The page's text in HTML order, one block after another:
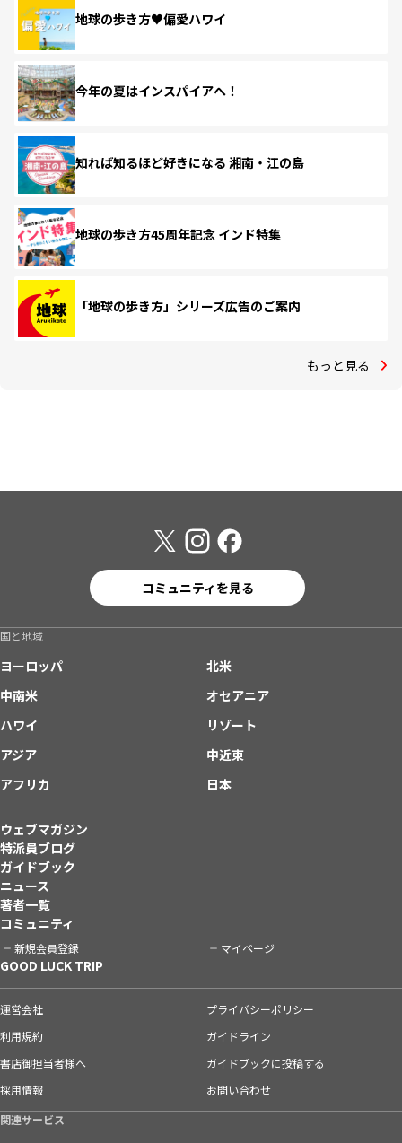
地球の歩き方♥偏愛ハワイ
今年の夏はインスパイアへ！
知れば知るほど好きになる 湘南・江の島
地球の歩き方45周年記念 インド特集
「地球の歩き方」シリーズ広告のご案内
もっと見る
コミュニティを見る
国と地域
ヨーロッパ
北米
中南米
オセアニア
ハワイ
リゾート
アジア
中近東
アフリカ
日本
ウェブマガジン
特派員ブログ
ガイドブック
ニュース
著者一覧
コミュニティ
新規会員登録 マイページ
GOOD LUCK TRIP
運営会社
プライバシーポリシー
利用規約
ガイドライン
書店御担当者様へ
ガイドブックに投稿する
採用情報
お問い合わせ
関連サービス